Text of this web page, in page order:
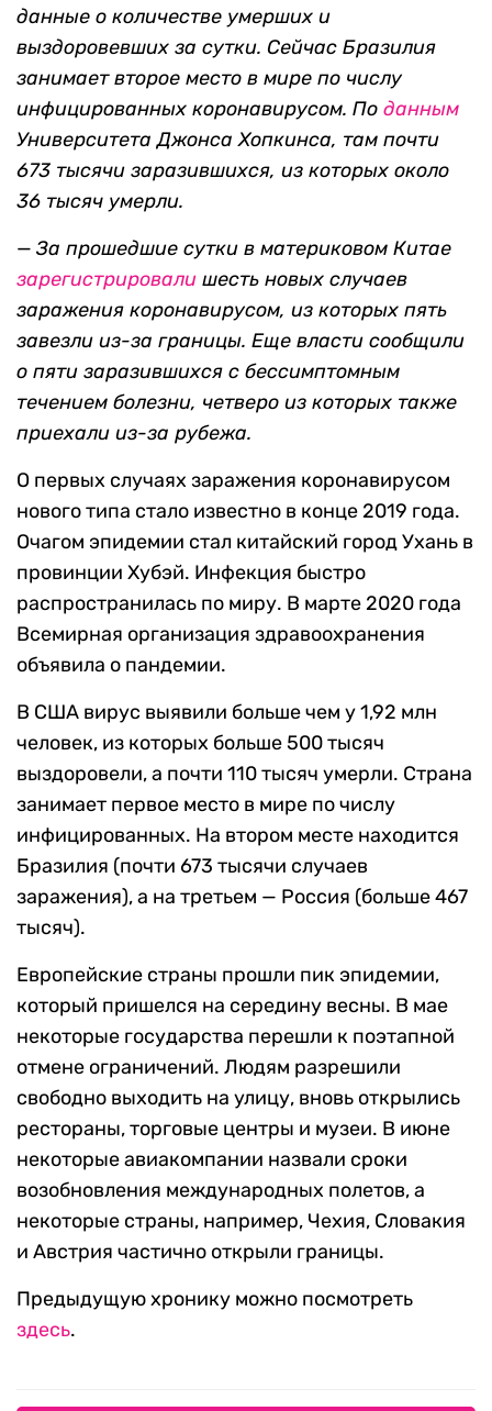
данные о количестве умерших и
выздоровевших за сутки. Сейчас Бразилия
занимает второе место в мире по числу
инфицированных коронавирусом. По данным
Университета Джонса Хопкинса, там почти
673 тысячи заразившихся, из которых около
36 тысяч умерли.
— За прошедшие сутки в материковом Китае
зарегистрировали шесть новых случаев
заражения коронавирусом, из которых пять
завезли из-за границы. Еще власти сообщили
о пяти заразившихся с бессимптомным
течением болезни, четверо из которых также
приехали из-за рубежа.
О первых случаях заражения коронавирусом
нового типа стало известно в конце 2019 года.
Очагом эпидемии стал китайский город Ухань в
провинции Хубэй. Инфекция быстро
распространилась по миру. В марте 2020 года
Всемирная организация здравоохранения
объявила о пандемии.
В США вирус выявили больше чем у 1,92 млн
человек, из которых больше 500 тысяч
выздоровели, а почти 110 тысяч умерли. Страна
занимает первое место в мире по числу
инфицированных. На втором месте находится
Бразилия (почти 673 тысячи случаев
заражения), а на третьем — Россия (больше 467
тысяч).
Европейские страны прошли пик эпидемии,
который пришелся на середину весны. В мае
некоторые государства перешли к поэтапной
отмене ограничений. Людям разрешили
свободно выходить на улицу, вновь открылись
рестораны, торговые центры и музеи. В июне
некоторые авиакомпании назвали сроки
возобновления международных полетов, а
некоторые страны, например, Чехия, Словакия
и Австрия частично открыли границы.
Предыдущую хронику можно посмотреть
здесь.